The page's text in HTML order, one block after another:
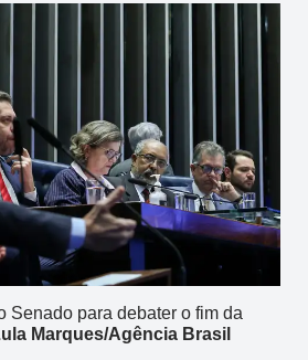
Senado para debater o fim da
Marques/Agência Brasil